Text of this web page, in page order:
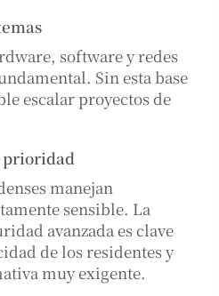
software y redes
Sin esta base
escalar proyectos de
prioridad
manejan
sensible. La
avanzada es clave
de los residentes y
muy exigente.